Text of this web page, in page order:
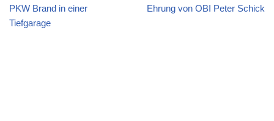
PKW Brand in einer
Tiefgarage
Ehrung von OBI Peter Schick